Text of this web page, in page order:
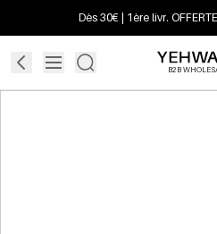
Dès 30€ | 1ère livr.
B2B